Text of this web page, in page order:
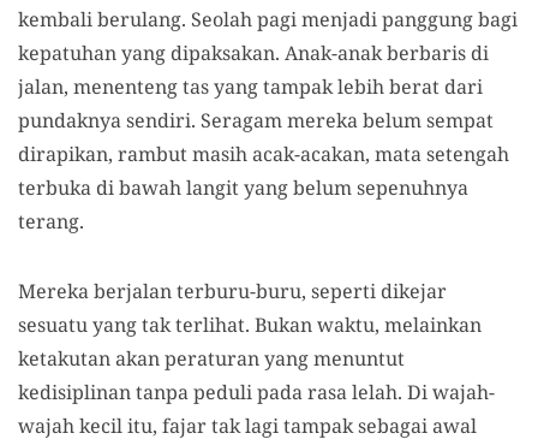
kembali berulang. Seolah pagi menjadi panggung bagi
kepatuhan yang dipaksakan. Anak-anak berbaris di
jalan, menenteng tas yang tampak lebih berat dari
pundaknya sendiri. Seragam mereka belum sempat
dirapikan, rambut masih acak-acakan, mata setengah
terbuka di bawah langit yang belum sepenuhnya
terang.
Mereka berjalan terburu-buru, seperti dikejar
sesuatu yang tak terlihat. Bukan waktu, melainkan
ketakutan akan peraturan yang menuntut
kedisiplinan tanpa peduli pada rasa lelah. Di wajah-
wajah kecil itu, fajar tak lagi tampak sebagai awal